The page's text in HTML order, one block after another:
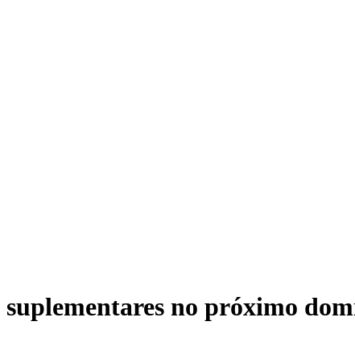
no próximo